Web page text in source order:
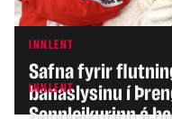
INNLENT
Safna fyrir
banaslysinu í
INNLENT
Sannleikurinn á